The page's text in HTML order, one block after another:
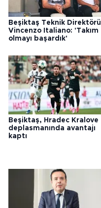
Beşiktaş Teknik Direktörü
Vincenzo Italiano: 'Takım
olmayı başardık'
Beşiktaş, Hradec Kralove
deplasmanında avantajı
kaptı